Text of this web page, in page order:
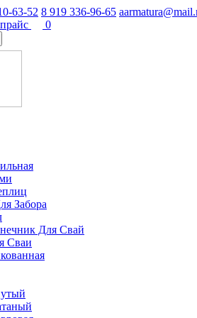
63-52 8 919 336-96-65
0
Забора
Для Свай
Сваи